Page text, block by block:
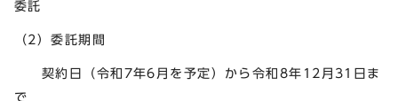
委託
（2）委託期間
契約日（令和7年6月を予定）から令和8年12月31日ま
で